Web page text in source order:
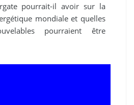
pourrait-il avoir sur la
mondiale et quelles
pourraient être